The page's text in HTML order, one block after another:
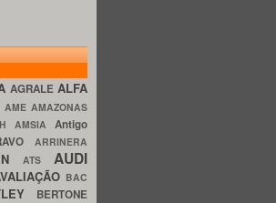
AGRALE ALFA
AME AMAZONAS
AMSIA Antigo
ARRINERA
ATS AUDI
BAC
BERTONE